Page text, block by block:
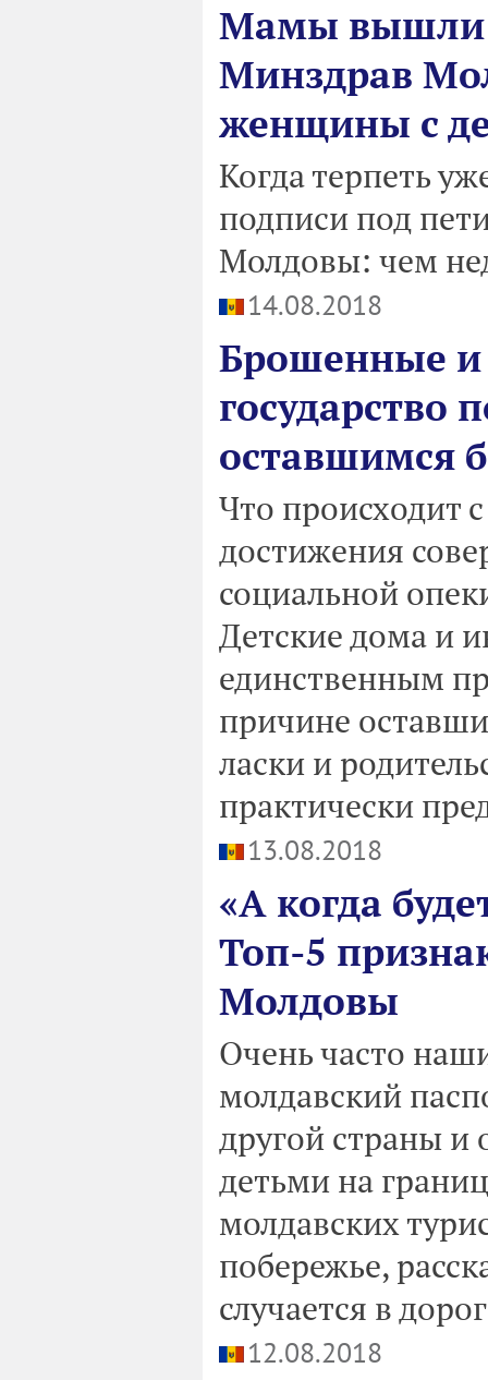
Мамы вышли
Минздрав
женщины с
Когда терпеть
подписи под
Молдовы: чем
14.08.2018
Брошенные
государство
оставшимся
Что происходит
достижения
социальной
Детские дома и
единственным
причине
ласки и
практически
13.08.2018
«А когда
Топ-5
Молдовы
Очень часто
молдавский
другой страны и
детьми на
молдавских
побережье,
случается в
12.08.2018